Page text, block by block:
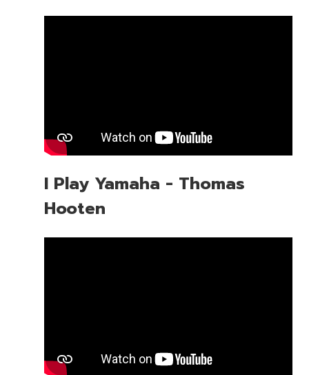
I Play Yamaha - Thomas
Hooten